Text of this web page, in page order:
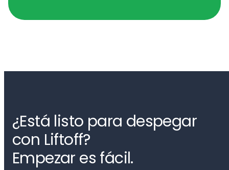
¿Está listo para despegar
con Liftoff?
Empezar es fácil.